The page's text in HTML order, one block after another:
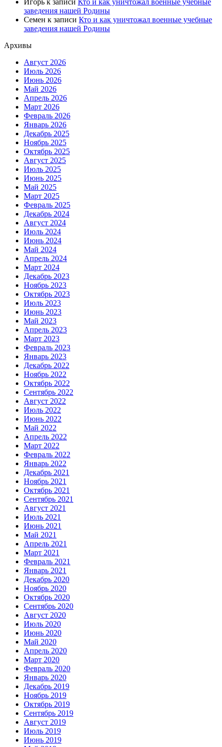
Игорь к записи Кто и как уничтожал военные учебные
заведения нашей Родины
Семен к записи Кто и как уничтожал военные учебные
заведения нашей Родины
Архивы
Август 2026
Июль 2026
Июнь 2026
Май 2026
Апрель 2026
Март 2026
Февраль 2026
Январь 2026
Декабрь 2025
Ноябрь 2025
Октябрь 2025
Август 2025
Июль 2025
Июнь 2025
Май 2025
Март 2025
Февраль 2025
Декабрь 2024
Август 2024
Июль 2024
Июнь 2024
Май 2024
Апрель 2024
Март 2024
Декабрь 2023
Ноябрь 2023
Октябрь 2023
Июль 2023
Июнь 2023
Май 2023
Апрель 2023
Март 2023
Февраль 2023
Январь 2023
Декабрь 2022
Ноябрь 2022
Октябрь 2022
Сентябрь 2022
Август 2022
Июль 2022
Июнь 2022
Май 2022
Апрель 2022
Март 2022
Февраль 2022
Январь 2022
Декабрь 2021
Ноябрь 2021
Октябрь 2021
Сентябрь 2021
Август 2021
Июль 2021
Июнь 2021
Май 2021
Апрель 2021
Март 2021
Февраль 2021
Январь 2021
Декабрь 2020
Ноябрь 2020
Октябрь 2020
Сентябрь 2020
Август 2020
Июль 2020
Июнь 2020
Май 2020
Апрель 2020
Март 2020
Февраль 2020
Январь 2020
Декабрь 2019
Ноябрь 2019
Октябрь 2019
Сентябрь 2019
Август 2019
Июль 2019
Июнь 2019